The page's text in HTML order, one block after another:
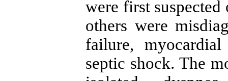
were first
others were
failure,
septic shock. The